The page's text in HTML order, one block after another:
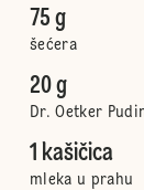
75 g
šećera
20 g
Dr. Oetker
1 kašičica
mleka u prahu